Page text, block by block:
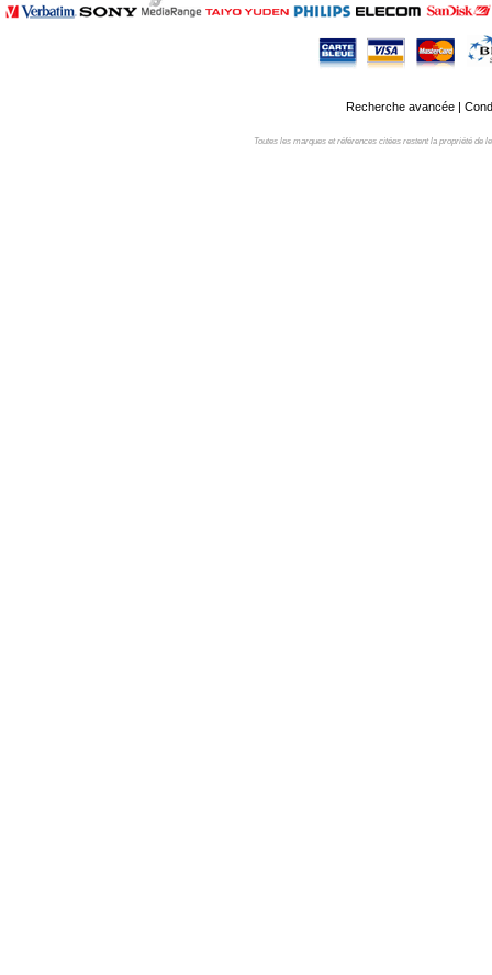
Recherche avancée|
Toutes les marques et références citées restent la propriété de